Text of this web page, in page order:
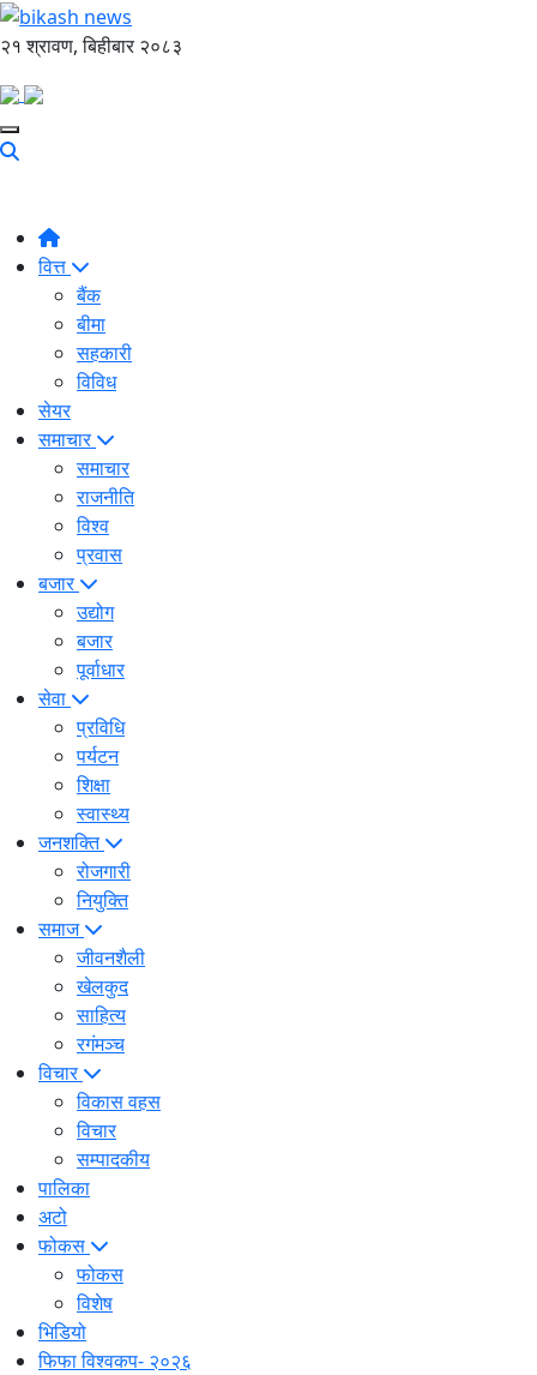
२१ श्रावण, बिहीबार २०८३
वित्त
बैंक
बीमा
सहकारी
विविध
सेयर
समाचार
समाचार
राजनीति
विश्व
प्रवास
बजार
उद्योग
बजार
पूर्वाधार
सेवा
प्रविधि
पर्यटन
शिक्षा
स्वास्थ्य
जनशक्ति
रोजगारी
नियुक्ति
समाज
जीवनशैली
खेलकुद
साहित्य
रगंमञ्च
विचार
विकास वहस
विचार
सम्पादकीय
पालिका
अटो
फोकस
फोकस
विशेष
भिडियो
फिफा विश्वकप- २०२६